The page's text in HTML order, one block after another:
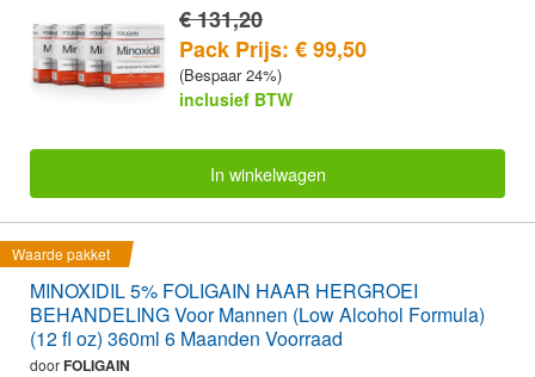
€ 131,20
Pack Prijs: € 99,50
(Bespaar 24%)
inclusief BTW
In winkelwagen
Waarde pakket
MINOXIDIL 5% FOLIGAIN HAAR HERGROEI
BEHANDELING Voor Mannen (Low Alcohol Formula)
(12 fl oz) 360ml 6 Maanden Voorraad
doorFOLIGAIN